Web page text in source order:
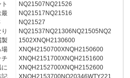
最
製
場
NQ21507NQ21526
NQ21517NQ21516
NQ21527
NQ21537NQ21306NQ21505NQ2
1502XNQH2130600
XNQH2150700XNQH2150600
XNQH2151700XNQH2151600
XNQH2152700XNQH2152600